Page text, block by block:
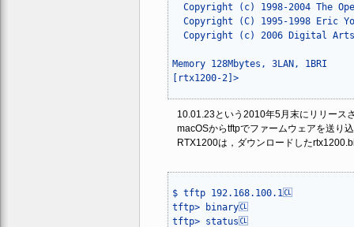
Copyright (c) 1998-2004 The
Copyright (C) 1995-1998 Eric
Copyright (c) 2006 Digital
Memory 128Mbytes, 3LAN, 1BRI
[rtx1200-2]>
10.01.23という2010年5月末にリリース
macOSからtftpでファームウェアを送り
RTX1200は，ダウンロードした
$ tftp 192.168.100.1🆑
tftp> binary🆑
tftp> status🆑